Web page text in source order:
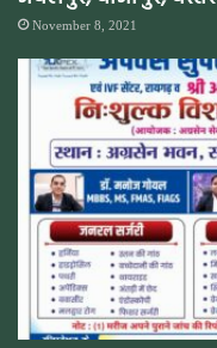
November 8, 2021